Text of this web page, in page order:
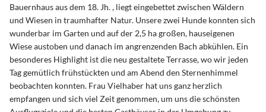
Bauernhaus aus dem 18. Jh. , liegt eingebettet zwischen Wäldern
und Wiesen in traumhafter Natur. Unsere zwei Hunde konnten sich
wunderbar im Garten und auf der 2,5 ha großen, hauseigenen
Wiese austoben und danach im angrenzenden Bach abkühlen. Ein
besonderes Highlight ist die neu gestaltete Terrasse, wo wir jeden
Tag gemütlich frühstückten und am Abend den Sternenhimmel
beobachten konnten. Frau Vielhaber hat uns ganz herzlich
empfangen und sich viel Zeit genommen, um uns die schönsten